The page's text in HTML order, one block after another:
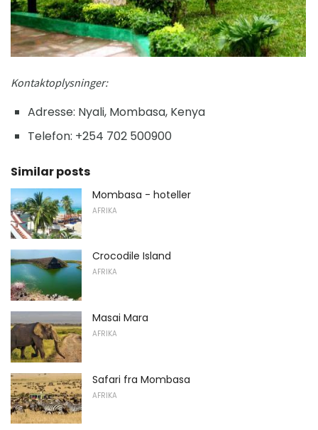
Kontaktoplysninger:
Adresse: Nyali, Mombasa, Kenya
Telefon: +254 702 500900
Similar posts
Mombasa - hoteller
AFRIKA
Crocodile Island
AFRIKA
Masai Mara
AFRIKA
Safari fra Mombasa
AFRIKA